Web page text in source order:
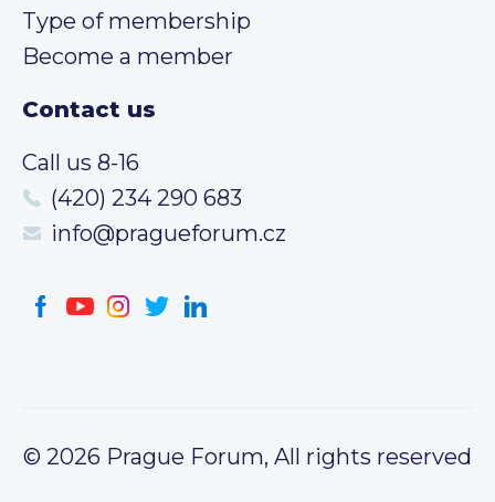
Type of membership
Become a member
Contact us
Call us 8-16
(420) 234 290 683
info@pragueforum.cz
© 2026 Prague Forum, All rights reserved